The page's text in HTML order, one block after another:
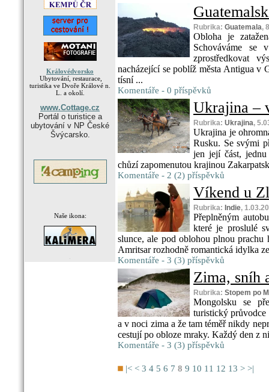
Královédvorsko
Ubytování, restaurace,
turistika ve Dvoře Králové n.
L. a okolí.
www.Cottage.cz
Portál o turistice a
ubytování v NP České
Švýcarsko.
Naše ikona:
Rubrika: Guatemala,
Obloha je
Schováváme se
zprostředkovat
nacházející se poblíž města Antigua v
tísní ...
Komentáře - 0 příspěvků
Ukrajina –
Rubrika: Ukrajina,
Ukrajina je
Rusku. Se svými
jen její část,
chůzí zapomenutou krajinou
Komentáře - 2 (2) příspěvků
Víkend u
Rubrika: Indie,
Přeplněným
které je proslulé
slunce, ale pod oblohou plnou
Amritsar rozhodně romantická idylka
Komentáře - 3 (3) příspěvků
Zima, sníh
Rubrika: Stopem po
Mongolsku se
turistický průvodce
a v noci zima a že tam téměř nikdy
cestují po obloze mraky. Každý den z
Komentáře - 3 (3) příspěvků
|< < 3 4 5 6 7 8 9 10 11 12 13 > >|